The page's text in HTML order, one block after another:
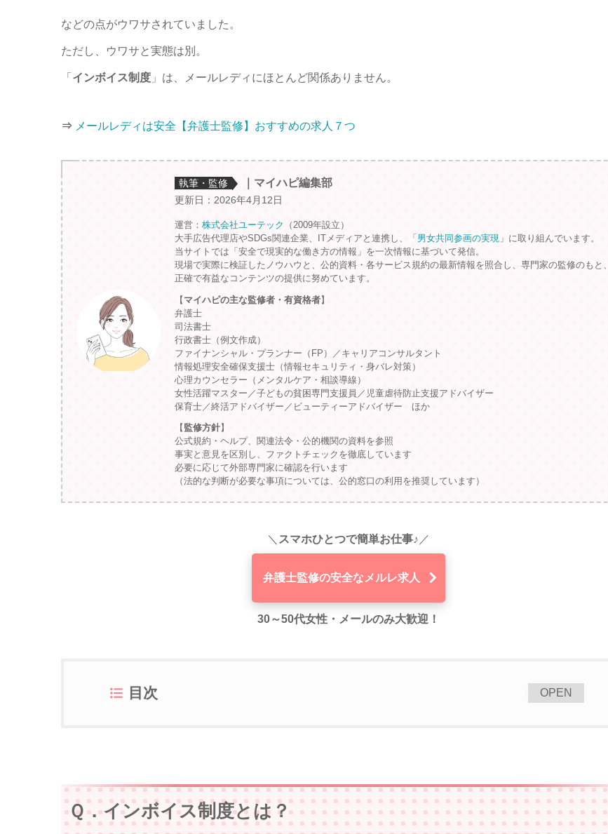
などの点がウワサされていました。
ただし、ウワサと実態は別。
「 インボイス制度 」は、メールレディにほとんど関係ありません。
⇒ メールレディは安全【弁護士監修】おすすめの求人７つ
執筆・監修 ｜マイハピ編集部
更新日：2026年4月12日
運営： 株式会社ユーテック
（2009年設立）
大手広告代理店やSDGs関連企業、ITメディアと連携し、「 男女共同参画の実現 」に取り組んでいます。
当サイトでは「安全で現実的な働き方の情報」を一次情報に基づいて発信。
現場で実際に検証したノウハウと、公的資料・各サービス規約の最新情報を照合し、専門家の監修のもと、
正確で有益なコンテンツの提供に努めています。
【 マイハピの主な監修者・有資格者】
弁護士
司法書士
行政書士（例文作成）
ファイナンシャル・プランナー（FP）／キャリアコンサルタント
情報処理安全確保支援士（情報セキュリティ・身バレ対策）
心理カウンセラー（メンタルケア・相談導線）
女性活躍マスター／子どもの貧困専門支援員／児童虐待防止支援アドバイザー
保育士／終活アドバイザー／ビューティーアドバイザー ほか
【 監修方針】
公式規約・ヘルプ、関連法令・公的機関の資料を参照
事実と意見を区別し、ファクトチェックを徹底しています
必要に応じて外部専門家に確認を行います
（法的な判断が必要な事項については、公的窓口の利用を推奨しています）
＼ スマホひとつで簡単お仕事♪ ／
弁護士監修の安全なメルレ求人
30～50代女性・メールのみ大歓迎！
目次 OPEN
Ｑ．インボイス制度とは？